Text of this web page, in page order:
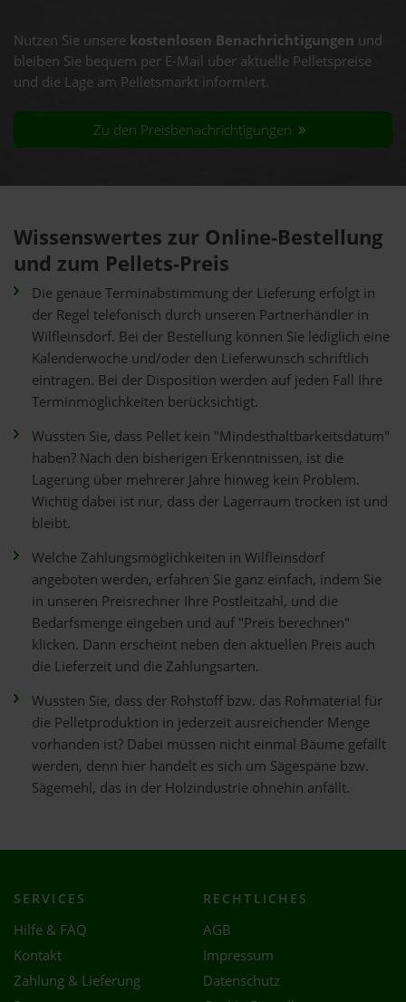
Nutzen Sie unsere kostenlosen Benachrichtigungen und
bleiben Sie bequem per E-Mail über aktuelle Pelletspreise
und die Lage am Pelletsmarkt informiert.
Zu den Preisbenachrichtigungen
Wissenswertes zur Online-Bestellung
und zum Pellets-Preis
Die genaue Terminabstimmung der Lieferung erfolgt in
der Regel telefonisch durch unseren Partnerhändler in
Wilfleinsdorf. Bei der Bestellung können Sie lediglich eine
Kalenderwoche und/oder den Lieferwunsch schriftlich
eintragen. Bei der Disposition werden auf jeden Fall Ihre
Terminmöglichkeiten berücksichtigt.
Wussten Sie, dass Pellet kein "Mindesthaltbarkeitsdatum"
haben? Nach den bisherigen Erkenntnissen, ist die
Lagerung über mehrerer Jahre hinweg kein Problem.
Wichtig dabei ist nur, dass der Lagerraum trocken ist und
bleibt.
Welche Zahlungsmöglichkeiten in Wilfleinsdorf
angeboten werden, erfahren Sie ganz einfach, indem Sie
in unseren Preisrechner Ihre Postleitzahl, und die
Bedarfsmenge eingeben und auf "Preis berechnen"
klicken. Dann erscheint neben den aktuellen Preis auch
die Lieferzeit und die Zahlungsarten.
Wussten Sie, dass der Rohstoff bzw. das Rohmaterial für
die Pelletproduktion in jederzeit ausreichender Menge
vorhanden ist? Dabei müssen nicht einmal Bäume gefällt
werden, denn hier handelt es sich um Sägespäne bzw.
Sägemehl, das in der Holzindustrie ohnehin anfällt.
SERVICES
Hilfe & FAQ
Kontakt
Zahlung & Lieferung
RECHTLICHES
AGB
Impressum
Datenschutz